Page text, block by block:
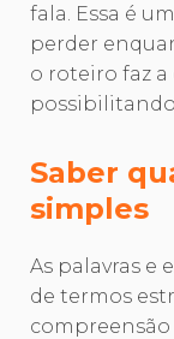
fala. Essa é
perder
o roteiro faz
Saber
simples
As palavras e
de termos